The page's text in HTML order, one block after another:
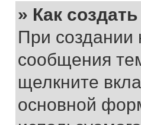
» Как
При создании
сообщения
щелкните
основной